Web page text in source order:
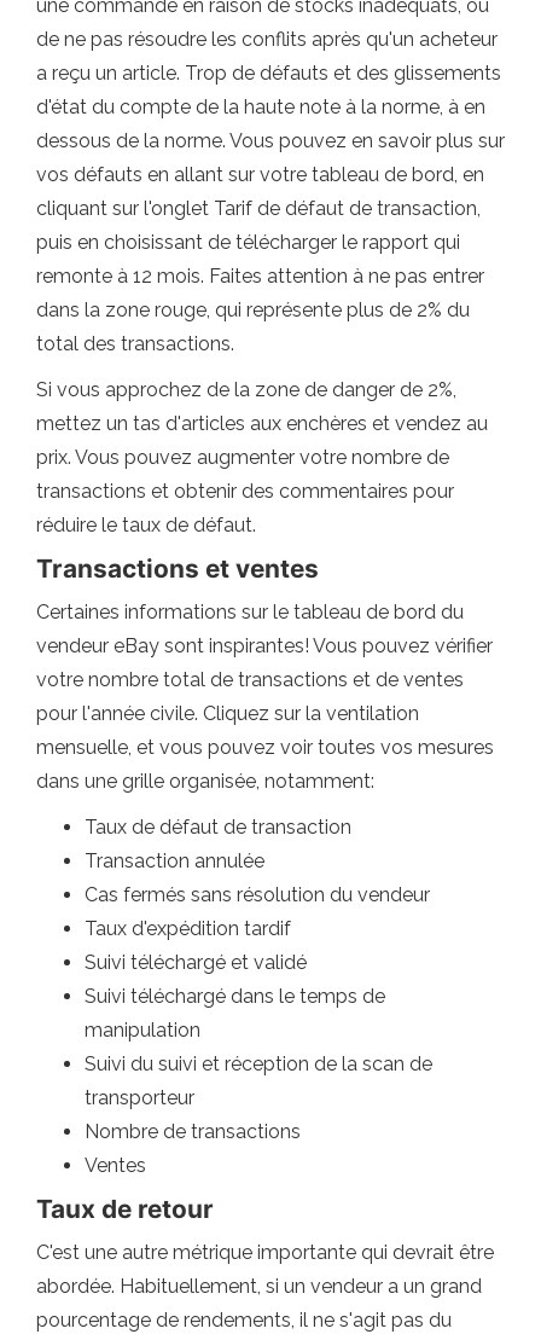
une commande en raison de stocks inadéquats, ou
de ne pas résoudre les conflits après qu'un acheteur
a reçu un article. Trop de défauts et des glissements
d'état du compte de la haute note à la norme, à en
dessous de la norme. Vous pouvez en savoir plus sur
vos défauts en allant sur votre tableau de bord, en
cliquant sur l'onglet Tarif de défaut de transaction,
puis en choisissant de télécharger le rapport qui
remonte à 12 mois. Faites attention à ne pas entrer
dans la zone rouge, qui représente plus de 2% du
total des transactions.
Si vous approchez de la zone de danger de 2%,
mettez un tas d'articles aux enchères et vendez au
prix. Vous pouvez augmenter votre nombre de
transactions et obtenir des commentaires pour
réduire le taux de défaut.
Transactions et ventes
Certaines informations sur le tableau de bord du
vendeur eBay sont inspirantes! Vous pouvez vérifier
votre nombre total de transactions et de ventes
pour l'année civile. Cliquez sur la ventilation
mensuelle, et vous pouvez voir toutes vos mesures
dans une grille organisée, notamment:
Taux de défaut de transaction
Transaction annulée
Cas fermés sans résolution du vendeur
Taux d'expédition tardif
Suivi téléchargé et validé
Suivi téléchargé dans le temps de
manipulation
Suivi du suivi et réception de la scan de
transporteur
Nombre de transactions
Ventes
Taux de retour
C'est une autre métrique importante qui devrait être
abordée. Habituellement, si un vendeur a un grand
pourcentage de rendements, il ne s'agit pas du